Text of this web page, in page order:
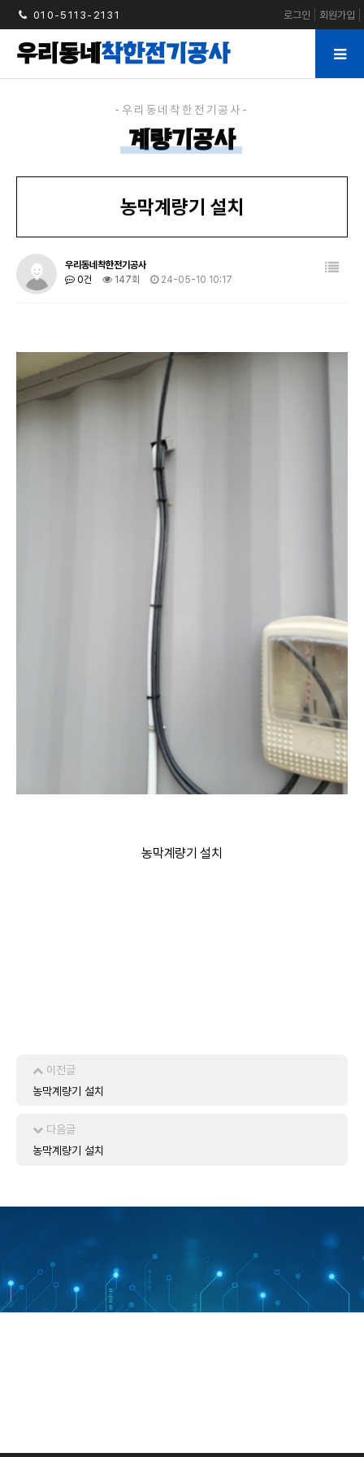
010-5113-2131 로그인 회원가입
우리동네착한전기공사
계량기공사
농막계량기 설치
우리동네착한전기공사
0건
147회 24-05-10 10:17
농막계량기 설치
이전글
농막계량기 설치
다음글
농막계량기 설치